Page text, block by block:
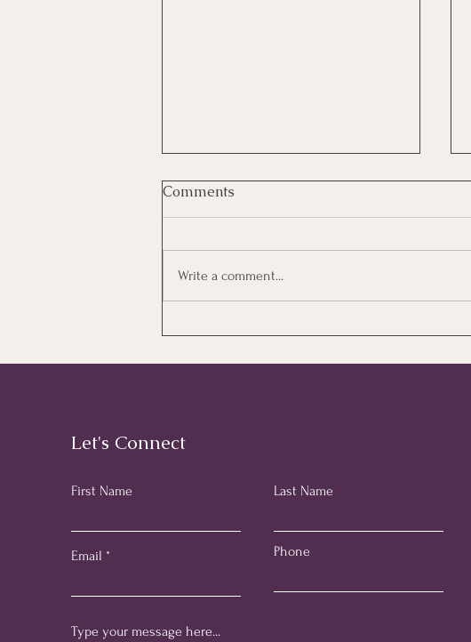
🖋️ ไขข้อข้องใจ "ตราประทับ
NAATI แบบลายเซ็นสด"
Comments
Write a comment...
Let's Connect
First Name
Email
Last Name
Phone